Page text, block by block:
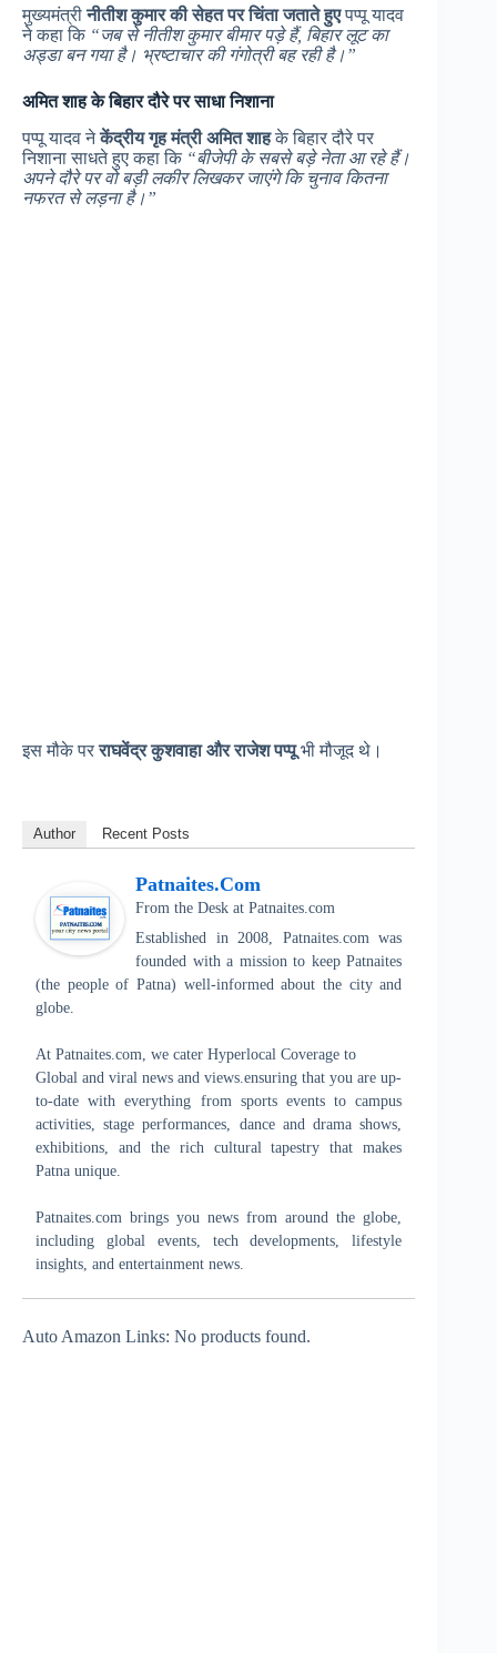
मुख्यमंत्रीनीतीश कुमार की सेहत पर चिंता जताते हुएपप्पू यादव
ने कहा कि “जब से नीतीश कुमार बीमार पड़े हैं, बिहार लूट का
अड्डा बन गया है। भ्रष्टाचार की गंगोत्री बह रही है।”
अमित शाह के बिहार दौरे पर साधा निशाना
पप्पू यादव नेकेंद्रीय गृह मंत्री अमित शाहके बिहार दौरे पर
निशाना साधते हुए कहा कि “बीजेपी के सबसे बड़े नेता आ रहे हैं।
अपने दौरे पर वो बड़ी लकीर लिखकर जाएंगे कि चुनाव कितना
नफरत से लड़ना है।”
इस मौके परराघवेंद्र कुशवाहा और राजेश पप्पूभी मौजूद थे।
Author Recent Posts
Patnaites.com
From the Desk at Patnaites.com
Established in 2008, Patnaites.com was
founded with a mission to keep Patnaites
(the people of Patna) well-informed about the city and
globe.
At Patnaites.com, we cater Hyperlocal Coverage to
Global and viral news and views.ensuring that you are up-
to-date with everything from sports events to campus
activities, stage performances, dance and drama shows,
exhibitions, and the rich cultural tapestry that makes
Patna unique.
Patnaites.com brings you news from around the globe,
including global events, tech developments, lifestyle
insights, and entertainment news.
Auto Amazon Links: No products found.